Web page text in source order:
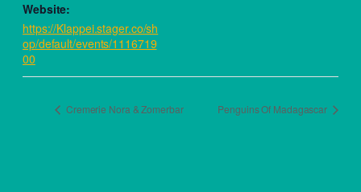
Website:
https://Klappei.stager.co/sh
op/default/events/1116719
00
Cremerie Nora & Zomerbar Penguins Of Madagascar